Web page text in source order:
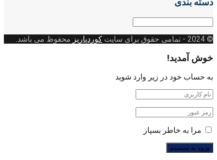
دسته بندی
دسته
© 2024
- تمامی حقوق برای سایت کوردپاریز محفوظ می باشد.
خوش آمدید!
به حساب خود در زیر وارد شوید
مرا به خاطر بسپار